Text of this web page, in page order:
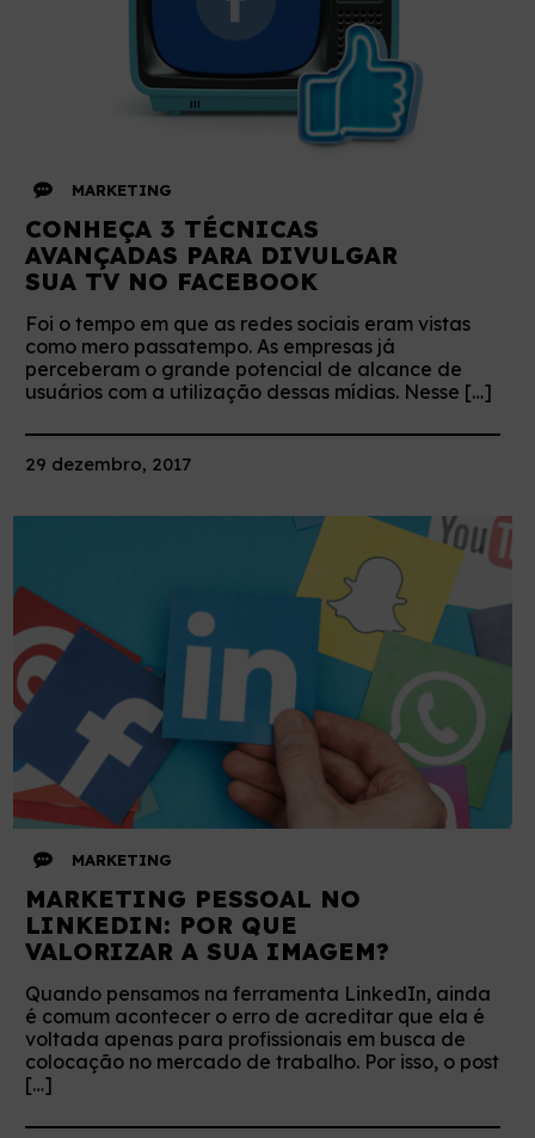
MARKETING
CONHEÇA 3 TÉCNICAS
AVANÇADAS PARA DIVULGAR
SUA TV NO FACEBOOK
Foi o tempo em que as redes sociais eram vistas
como mero passatempo. As empresas já
perceberam o grande potencial de alcance de
usuários com a utilização dessas mídias. Nesse […]
29 dezembro, 2017
MARKETING
MARKETING PESSOAL NO
LINKEDIN: POR QUE
VALORIZAR A SUA IMAGEM?
Quando pensamos na ferramenta LinkedIn, ainda
é comum acontecer o erro de acreditar que ela é
voltada apenas para profissionais em busca de
colocação no mercado de trabalho. Por isso, o post
[…]